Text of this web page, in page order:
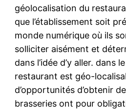
géolocalisation du
que l’établissement soit
monde numérique où ils
solliciter aisément et
dans l’idée d’y aller. dans
restaurant est géo-
d’opportunités d’obtenir
brasseries ont pour